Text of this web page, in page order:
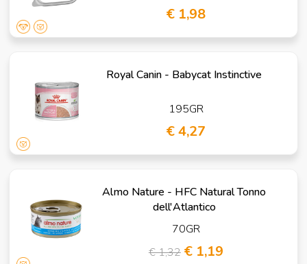
€ 1,98
Royal Canin - Babycat Instinctive
195GR
€ 4,27
Almo Nature - HFC Natural Tonno
dell'Atlantico
70GR
€ 1,32 € 1,19